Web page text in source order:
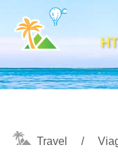
Travel